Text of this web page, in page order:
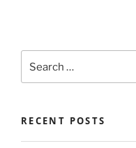
for:
RECENT POSTS